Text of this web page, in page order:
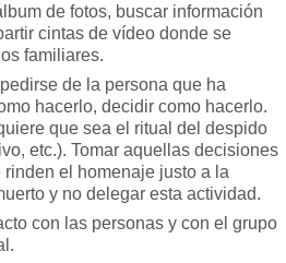
de fotos, buscar información
cintas de vídeo donde se
familiares.
de la persona que ha
hacerlo, decidir como hacerlo.
que sea el ritual del despido
etc.). Tomar aquellas decisiones
el homenaje justo a la
y no delegar esta actividad.
con las personas y con el grupo